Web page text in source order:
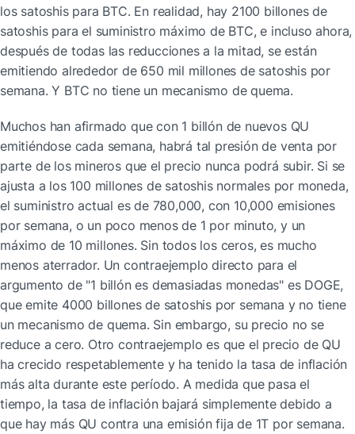
los satoshis para BTC. En realidad, hay 2100 billones de
satoshis para el suministro máximo de BTC, e incluso ahora,
después de todas las reducciones a la mitad, se están
emitiendo alrededor de 650 mil millones de satoshis por
semana. Y BTC no tiene un mecanismo de quema.
Muchos han afirmado que con 1 billón de nuevos QU
emitiéndose cada semana, habrá tal presión de venta por
parte de los mineros que el precio nunca podrá subir. Si se
ajusta a los 100 millones de satoshis normales por moneda,
el suministro actual es de 780,000, con 10,000 emisiones
por semana, o un poco menos de 1 por minuto, y un
máximo de 10 millones. Sin todos los ceros, es mucho
menos aterrador. Un contraejemplo directo para el
argumento de "1 billón es demasiadas monedas" es DOGE,
que emite 4000 billones de satoshis por semana y no tiene
un mecanismo de quema. Sin embargo, su precio no se
reduce a cero. Otro contraejemplo es que el precio de QU
ha crecido respetablemente y ha tenido la tasa de inflación
más alta durante este período. A medida que pasa el
tiempo, la tasa de inflación bajará simplemente debido a
que hay más QU contra una emisión fija de 1T por semana.